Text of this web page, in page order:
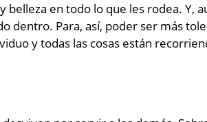
en todo lo que les rodea. Y,
dentro. Para, así, poder ser más
y todas las cosas están